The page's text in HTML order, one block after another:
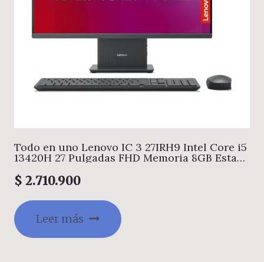
Todo en uno Lenovo IC 3 27IRH9 Intel Core i5
13420H 27 Pulgadas FHD Memoria 8GB Estado
$ 2.710.900
Leer más